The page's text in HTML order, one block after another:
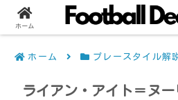
ホーム プレースタイル解
ライアン・アイト＝ヌ
ホーム